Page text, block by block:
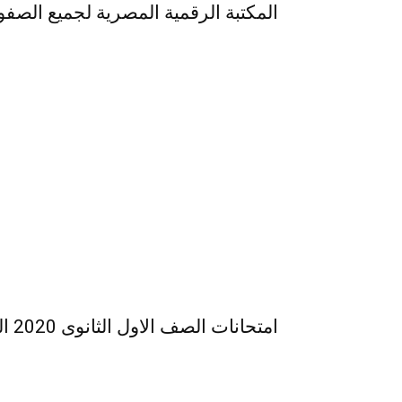
المكتبة الرقمية المصرية لجميع
امتحانات الصف الاول الثانوى 2020 التجريبي